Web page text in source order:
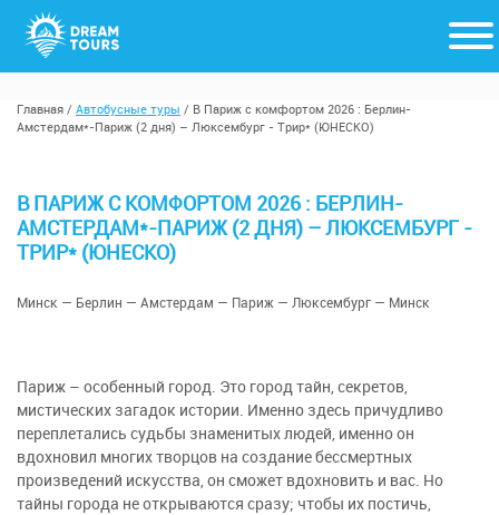
Главная / Автобусные туры / В Париж с комфортом 2026 : Берлин-
Амстердам*-Париж (2 дня) – Люксембург - Трир* (ЮНЕСКО)
В ПАРИЖ С КОМФОРТОМ 2026 : БЕРЛИН-
АМСТЕРДАМ*-ПАРИЖ (2 ДНЯ) – ЛЮКСЕМБУРГ -
ТРИР* (ЮНЕСКО)
Минск — Берлин — Амстердам — Париж — Люксембург — Минск
Париж – особенный город. Это город тайн, секретов,
мистических загадок истории. Именно здесь причудливо
переплетались судьбы знаменитых людей, именно он
вдохновил многих творцов на создание бессмертных
произведений искусства, он сможет вдохновить и вас. Но
тайны города не открываются сразу; чтобы их постичь,